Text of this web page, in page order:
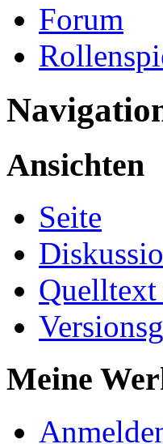
Forum
Ansichten
Seite
Quelltext
Meine